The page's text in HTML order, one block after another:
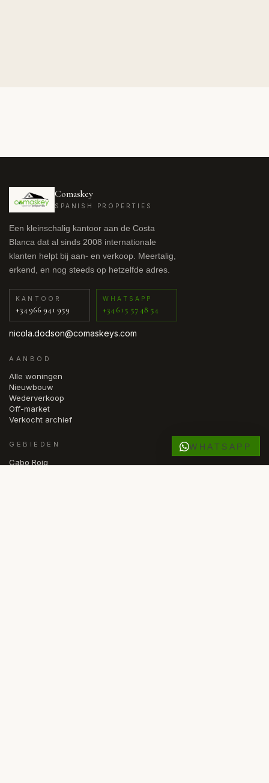
Comaskey
SPANISH PROPERTIES
Een kleinschalig kantoor aan de Costa
Blanca dat al sinds 2008 internationale
klanten helpt bij aan- en verkoop. Meertalig,
erkend, en nog steeds op hetzelfde adres.
KANTOOR
+34 966 941 959
WHATSAPP
+34 615 57 48 54
nicola.dodson@comaskeys.com
AANBOD
Alle woningen
Nieuwbouw
Wederverkoop
Off-market
Verkocht archief
GEBIEDEN
Cabo Roig
WHATSAPP